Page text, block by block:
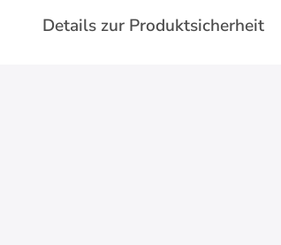
Details zur Produktsicherheit